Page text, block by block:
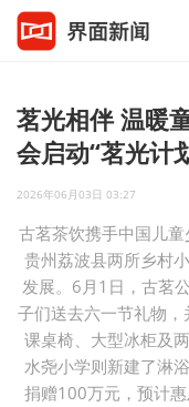
茗光相伴 温暖
会启动“茗光计
2026年06月03日 03:27
古茗茶饮携手中国儿童
贵州荔波县两所乡村
发展。6月1日，古茗
子们送去六一节礼物
课桌椅、大型冰柜及
水尧小学则新建了淋
捐赠100万元，预计